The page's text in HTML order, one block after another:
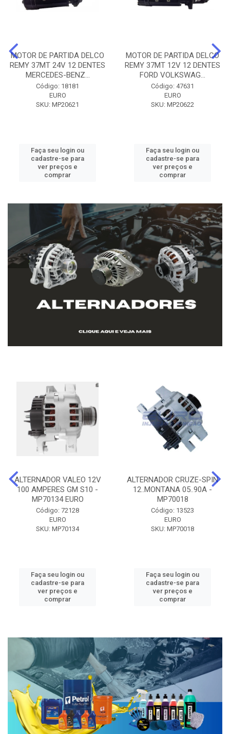
MOTOR DE PARTIDA DELCO
REMY 37MT 24V 12 DENTES
MERCEDES-BENZ...
Código: 18181
EURO
SKU: MP20621
Faça seu login ou
cadastre-se para
ver preços e
comprar
MOTOR DE PARTIDA DELCO
REMY 37MT 12V 12 DENTES
FORD VOLKSWAG...
Código: 47631
EURO
SKU: MP20622
Faça seu login ou
cadastre-se para
ver preços e
comprar
ALTERNADOR VALEO 12V
100 AMPERES GM S10 -
MP70134 EURO
Código: 72128
EURO
SKU: MP70134
Faça seu login ou
cadastre-se para
ver preços e
comprar
ALTERNADOR CRUZE-SPIN
12..MONTANA 05..90A -
MP70018
Código: 13523
EURO
SKU: MP70018
Faça seu login ou
cadastre-se para
ver preços e
comprar